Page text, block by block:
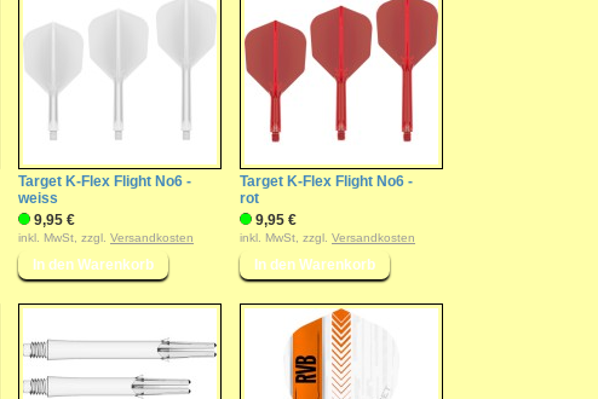
Target K-Flex Flight No6 -
weiss
9,95 €
inkl. MwSt, zzgl. Versandkosten
Target K-Flex Flight No6 -
rot
9,95 €
inkl. MwSt, zzgl. Versandkosten